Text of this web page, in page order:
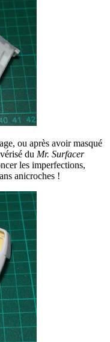
ou après avoir masqué
du Mr. Surfacer
les imperfections,
anicroches !